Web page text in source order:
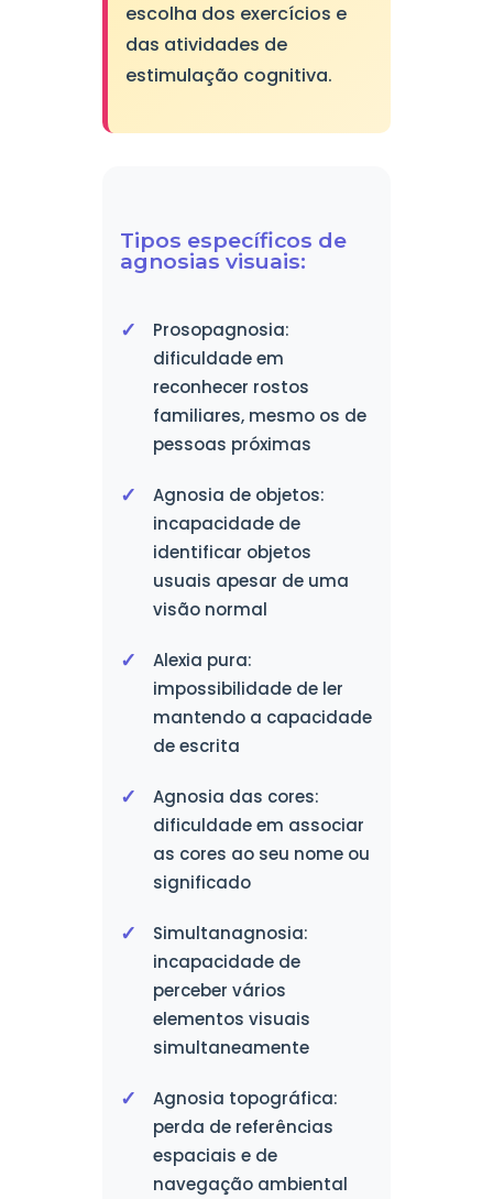
escolha dos exercícios e
das atividades de
estimulação cognitiva.
Tipos específicos de
agnosias visuais:
Prosopagnosia:
dificuldade em
reconhecer rostos
familiares, mesmo os de
pessoas próximas
Agnosia de objetos:
incapacidade de
identificar objetos
usuais apesar de uma
visão normal
Alexia pura:
impossibilidade de ler
mantendo a capacidade
de escrita
Agnosia das cores:
dificuldade em associar
as cores ao seu nome ou
significado
Simultanagnosia:
incapacidade de
perceber vários
elementos visuais
simultaneamente
Agnosia topográfica:
perda de referências
espaciais e de
navegação ambiental